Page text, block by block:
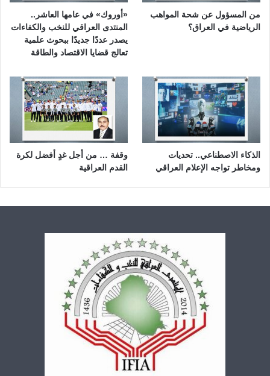
من المسؤول عن شحة المواهب
الرياضية في العراق؟
«أوروك» في عامها العاشر..
المنتدى العراقي للنخب والكفاءات
يصدر عددًا جديدًا ببحوث علمية
تعالج قضايا الاقتصاد والطاقة
الذكاء الاصطناعي.. تحديات
ومخاطر تواجه الإعلام العراقي
وقفة … من أجل غدٍ أفضل لكرة
القدم العراقية